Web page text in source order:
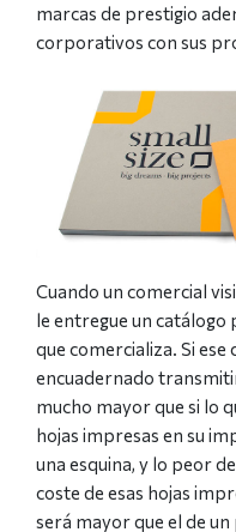
marcas de prestigio
corporativos con sus
Cuando un comercial
le entregue un
que comercializa. Si
encuadernado
mucho mayor que si lo
hojas impresas en su
una esquina, y lo peor
coste de esas hojas
será mayor que el de